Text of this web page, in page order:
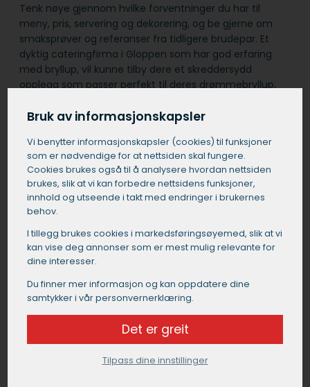
Tenk nøye gjennom hvilke forventninger du har til
meny, pris, servering og dekorering, og be gjerne om
smaksprøver og referanser fra tidligere brudepar. Et
dyktig cateringfirma i Gloppen som har god erfaring
med bryllup, vil kunne tilby dere et skreddersydd
opplegg som passer perfekt til deres drømmebryllup,
trendy fingermat-konsept eller en fargerik og
Få et tilbud på catering i Gloppen
Bruk av informasjonskapsler
Vi benytter informasjons­kapsler (cookies) til funksjoner
som er nødvendige for at nettsiden skal fungere.
Cookies brukes også til å analysere hvordan nettsiden
brukes, slik at vi kan forbedre nettsidens funksjoner,
innhold og utseende i takt med endringer i brukernes
behov.
I tillegg brukes cookies i markedsførings­øyemed, slik at vi
kan vise deg annonser som er mest mulig relevante for
dine interesser.
Du finner mer informasjon og kan oppdatere dine
samtykker i vår personvernerklæring.
Det er greit
Tilpass dine innstillinger